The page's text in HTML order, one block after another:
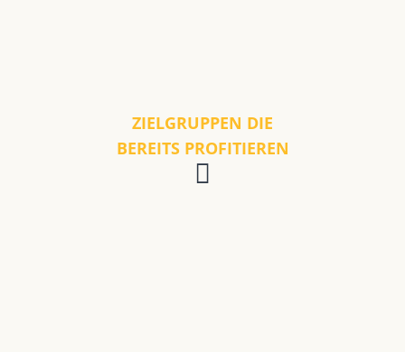
ZIELGRUPPEN DIE
BEREITS PROFITIEREN